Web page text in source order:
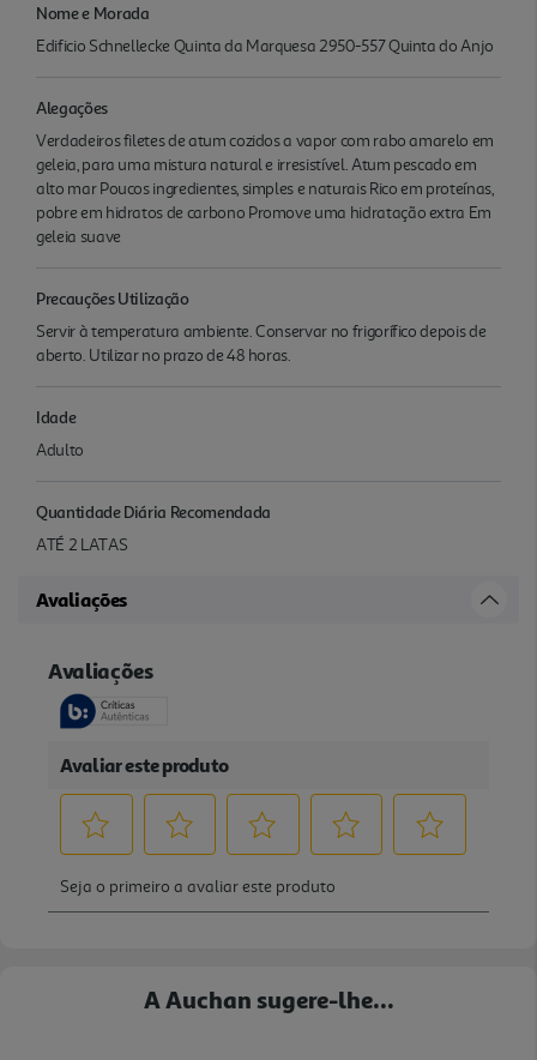
Nome e Morada
Edificio Schnellecke Quinta da Marquesa 2950-557 Quinta do Anjo
Alegações
Verdadeiros filetes de atum cozidos a vapor com rabo amarelo em
geleia, para uma mistura natural e irresistível. Atum pescado em
alto mar Poucos ingredientes, simples e naturais Rico em proteínas,
pobre em hidratos de carbono Promove uma hidratação extra Em
geleia suave
Precauções Utilização
Servir à temperatura ambiente. Conservar no frigorífico depois de
aberto. Utilizar no prazo de 48 horas.
Idade
Adulto
Quantidade Diária Recomendada
ATÉ 2 LATAS
Avaliações
A Auchan sugere-lhe...